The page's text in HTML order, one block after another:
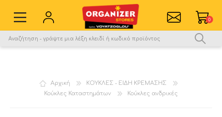
0
Αγαπημένα
Σύγκριση
Αρχική
ΚΟΥΚΛΕΣ - ΕΙΔΗ ΚΡΕΜΑΣΗΣ
Κούκλες Καταστημάτων
Κούκλες ανδρικές